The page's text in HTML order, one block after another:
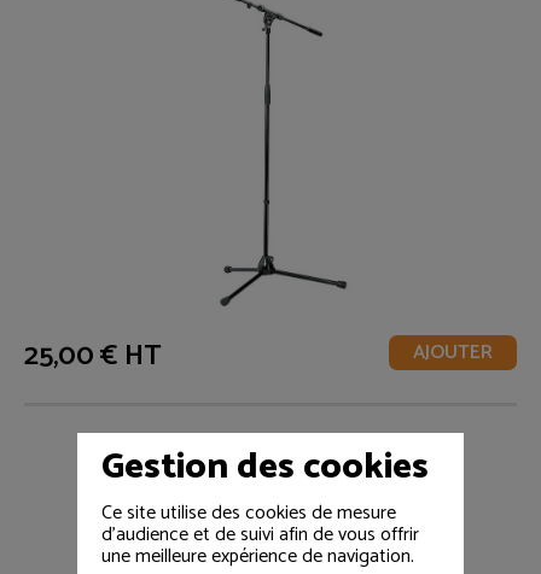
25,00 € HT AJOUTER
Gestion des cookies
Ce site utilise des cookies de mesure
d'audience et de suivi afin de vous offrir
une meilleure expérience de navigation.